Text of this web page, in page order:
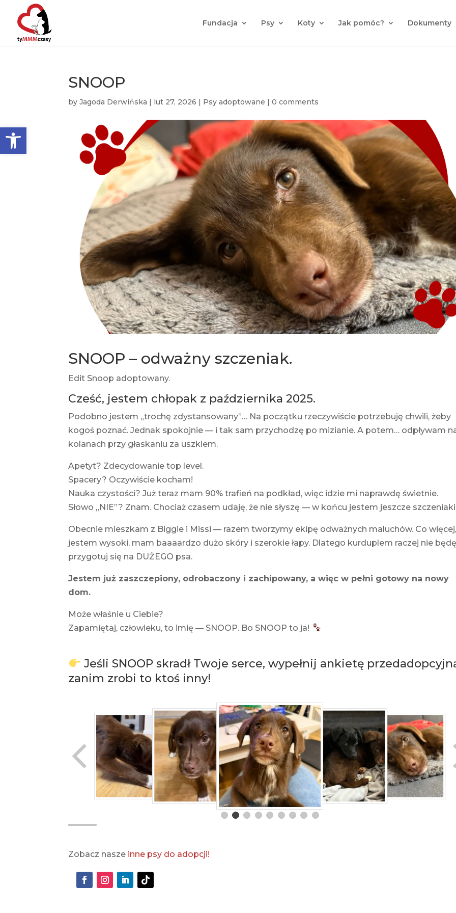
Otwórz pasek narzędzi
Fundacja Psy Koty Jak pomóc? Dokumenty
SNOOP
byJagoda Derwińska | lut 27, 2026 | Psy adoptowane |0 comments
SNOOP – odważny szczeniak.
Edit Snoop adoptowany.
Cześć, jestem chłopak z października 2025.
Podobno jestem „trochę zdystansowany”… Na początku rzeczywiście potrzebuję chwili, żeby
kogoś poznać. Jednak spokojnie — i tak sam przychodzę po mizianie. A potem… odpływam
kolanach przy głaskaniu za uszkiem.
Apetyt? Zdecydowanie top level.
Spacery? Oczywiście kocham!
Nauka czystości? Już teraz mam 90% trafień na podkład, więc idzie mi naprawdę świetnie.
Słowo „NIE”? Znam. Chociaż czasem udaję, że nie słyszę — w końcu jestem jeszcze
Obecnie mieszkam z Biggie i Missi — razem tworzymy ekipę odważnych maluchów. Co więcej,
jestem wysoki, mam baaaardzo dużo skóry i szerokie łapy. Dlatego kurduplem raczej nie
przygotuj się na DUŻEGO psa.
Jestem już zaszczepiony, odrobaczony i zachipowany, a więc w pełni gotowy na nowy
dom.
Może właśnie u Ciebie?
Zapamiętaj, człowieku, to imię — SNOOP. Bo SNOOP to ja!
Jeśli SNOOP skradł Twoje serce, wypełnij ankietę
zanim zrobi to ktoś inny!
Zobacz nasze inne psy do adopcji!